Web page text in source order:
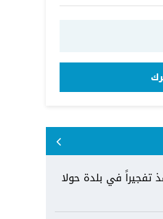
تفجيراً في بلدة حولا